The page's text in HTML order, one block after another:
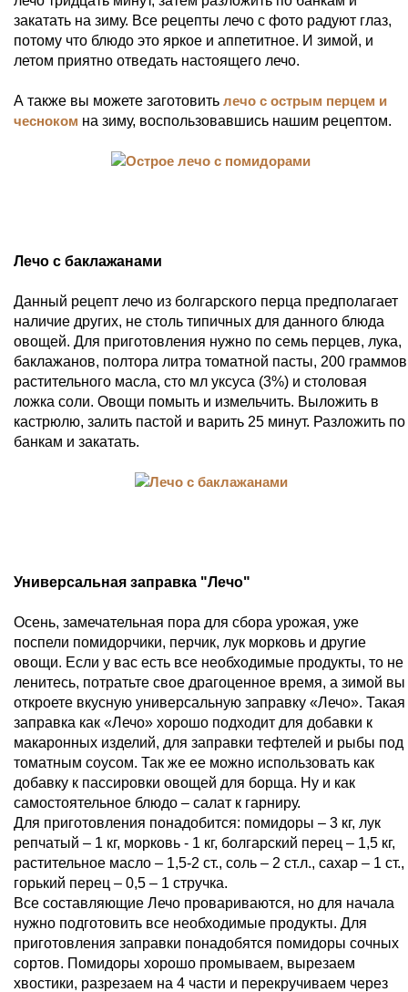
закатать на зиму. Все рецепты лечо с фото радуют глаз,
потому что блюдо это яркое и аппетитное. И зимой, и
летом приятно отведать настоящего лечо.
А также вы можете заготовить лечо с острым перцем и
чесноком на зиму, воспользовавшись нашим рецептом.
Лечо с баклажанами
Данный рецепт лечо из болгарского перца предполагает
наличие других, не столь типичных для данного блюда
овощей. Для приготовления нужно по семь перцев, лука,
баклажанов, полтора литра томатной пасты, 200 граммов
растительного масла, сто мл уксуса (3%) и столовая
ложка соли. Овощи помыть и измельчить. Выложить в
кастрюлю, залить пастой и варить 25 минут. Разложить по
банкам и закатать.
Универсальная заправка "Лечо"
Осень, замечательная пора для сбора урожая, уже
поспели помидорчики, перчик, лук морковь и другие
овощи. Если у вас есть все необходимые продукты, то не
ленитесь, потратьте свое драгоценное время, а зимой вы
откроете вкусную универсальную заправку «Лечо». Такая
заправка как «Лечо» хорошо подходит для добавки к
макаронных изделий, для заправки тефтелей и рыбы под
томатным соусом. Так же ее можно использовать как
добавку к пассировки овощей для борща. Ну и как
самостоятельное блюдо – салат к гарниру.
Для приготовления понадобится: помидоры – 3 кг, лук
репчатый – 1 кг, морковь - 1 кг, болгарский перец – 1,5 кг,
растительное масло – 1,5-2 ст., соль – 2 ст.л., сахар – 1 ст.,
горький перец – 0,5 – 1 стручка.
Все составляющие Лечо провариваются, но для начала
нужно подготовить все необходимые продукты. Для
приготовления заправки понадобятся помидоры сочных
сортов. Помидоры хорошо промываем, вырезаем
хвостики, разрезаем на 4 части и перекручиваем через